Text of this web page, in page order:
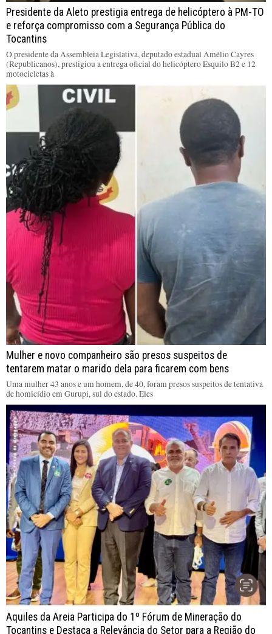
Presidente da Aleto prestigia entrega de helicóptero à PM-TO
e reforça compromisso com a Segurança Pública do
Tocantins
O presidente da Assembleia Legislativa, deputado estadual Amélio Cayres
(Republicanos), prestigiou a entrega oficial do helicóptero Esquilo B2 e 12
motocicletas à
Mulher e novo companheiro são presos suspeitos de
tentarem matar o marido dela para ficarem com bens
Uma mulher 43 anos e um homem, de 40, foram presos suspeitos de tentativa
de homicídio em Gurupi, sul do estado. Eles
Aquiles da Areia Participa do 1º Fórum de Mineração do
Tocantins e Destaca a Relevância do Setor para a Região do